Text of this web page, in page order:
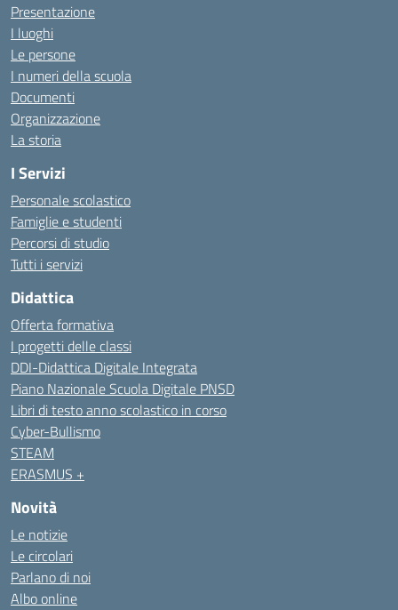
Presentazione
I luoghi
Le persone
I numeri della scuola
Documenti
Organizzazione
La storia
I Servizi
Personale scolastico
Famiglie e studenti
Percorsi di studio
Tutti i servizi
Didattica
Offerta formativa
I progetti delle classi
DDI-Didattica Digitale Integrata
Piano Nazionale Scuola Digitale PNSD
Libri di testo anno scolastico in corso
Cyber-Bullismo
STEAM
ERASMUS +
Novità
Le notizie
Le circolari
Parlano di noi
Albo online